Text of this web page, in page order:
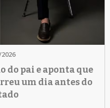
do pai e aponta que
um dia antes do